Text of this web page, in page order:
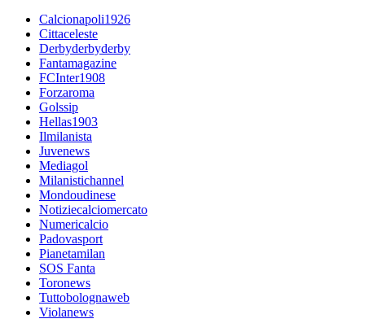
Calcionapoli1926
Cittaceleste
Derbyderbyderby
Fantamagazine
FCInter1908
Forzaroma
Golssip
Hellas1903
Ilmilanista
Juvenews
Mediagol
Milanistichannel
Mondoudinese
Notiziecalciomercato
Numericalcio
Padovasport
Pianetamilan
SOS Fanta
Toronews
Tuttobolognaweb
Violanews